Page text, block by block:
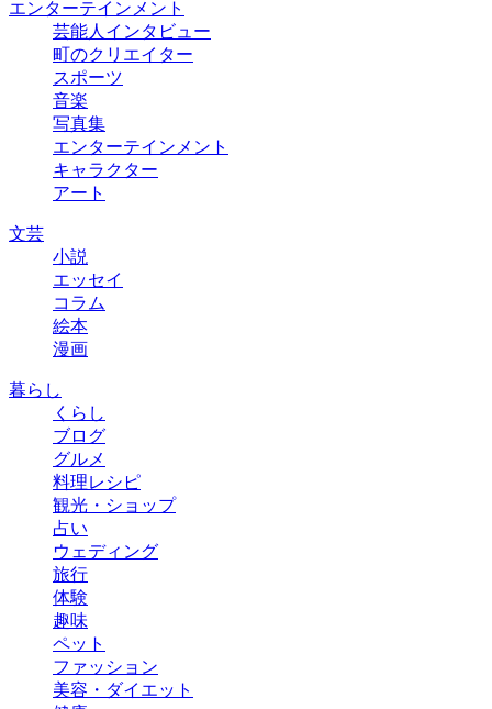
エンターテインメント
芸能人インタビュー
町のクリエイター
スポーツ
音楽
写真集
エンターテインメント
キャラクター
アート
文芸
小説
エッセイ
コラム
絵本
漫画
暮らし
くらし
ブログ
グルメ
料理レシピ
観光・ショップ
占い
ウェディング
旅行
体験
趣味
ペット
ファッション
美容・ダイエット